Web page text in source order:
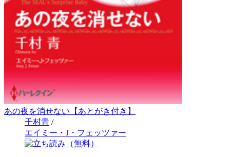
あの夜を消せない【あとがき付き】
千村青 /
エイミー・J・フェッツァー